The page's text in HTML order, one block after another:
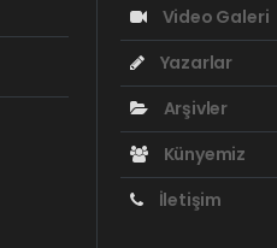
Video Galeri
Yazarlar
Arşivler
Künyemiz
İletişim